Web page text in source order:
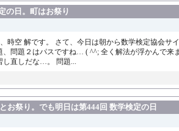
の日。町はお祭り
時空 解です。 さて、今日は朝から数学検定協会
、問題２はパスですね… ( ^^; 全く解法が浮かんで
し直しだな…。 問題...
お祭り。でも明日は第444回 数学検定の日